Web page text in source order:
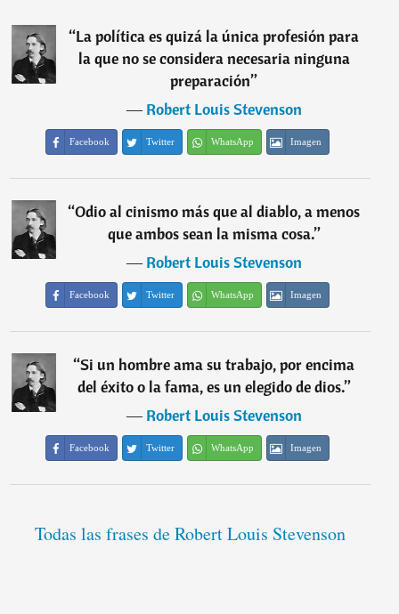
“La política es quizá la única profesión para
la que no se considera necesaria ninguna
preparación”
―Robert Louis Stevenson
Facebook Twitter WhatsApp Imagen
“Odio al cinismo más que al diablo, a menos
que ambos sean la misma cosa.”
―Robert Louis Stevenson
Facebook Twitter WhatsApp Imagen
“Si un hombre ama su trabajo, por encima
del éxito o la fama, es un elegido de dios.”
―Robert Louis Stevenson
Facebook Twitter WhatsApp Imagen
Todas las frases de Robert Louis Stevenson